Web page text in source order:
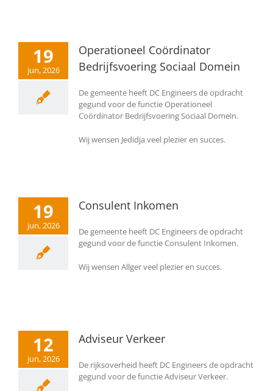
19
jun, 2026
Operationeel Coördinator
Bedrijfsvoering Sociaal Domein
De gemeente heeft DC Engineers de opdracht
gegund voor de functie Operationeel
Coördinator Bedrijfsvoering Sociaal Domein.
Wij wensen Jedidja veel plezier en succes.
19
jun, 2026
Consulent Inkomen
De gemeente heeft DC Engineers de opdracht
gegund voor de functie Consulent Inkomen.
Wij wensen Allger veel plezier en succes.
12
jun, 2026
Adviseur Verkeer
De rijksoverheid heeft DC Engineers de opdracht
gegund voor de functie Adviseur Verkeer.